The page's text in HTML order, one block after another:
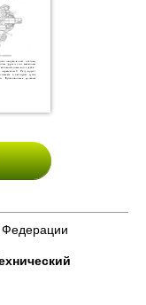
Федерации